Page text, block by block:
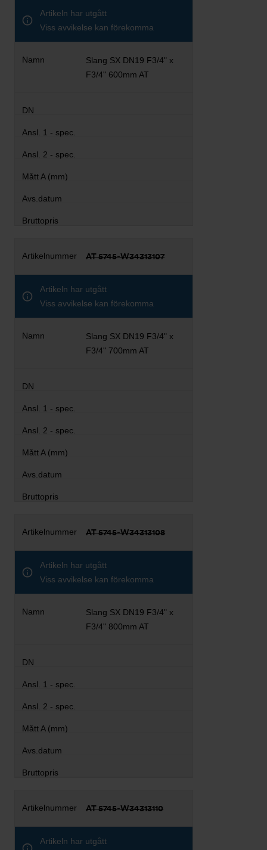
Artikeln har utgått
Viss avvikelse kan förekomma
Slang SX DN19 F3/4" x
F3/4" 600mm AT
AT 5745-W34313107
Artikeln har utgått
Viss avvikelse kan förekomma
Slang SX DN19 F3/4" x
F3/4" 700mm AT
AT 5745-W34313108
Artikeln har utgått
Viss avvikelse kan förekomma
Slang SX DN19 F3/4" x
F3/4" 800mm AT
AT 5745-W34313110
Artikeln har utgått